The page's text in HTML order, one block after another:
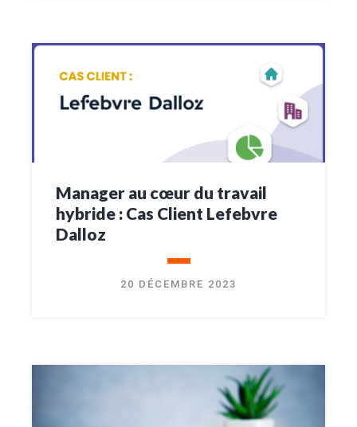
Manager au cœur du travail
hybride : Cas Client Lefebvre
Dalloz
20 DÉCEMBRE 2023